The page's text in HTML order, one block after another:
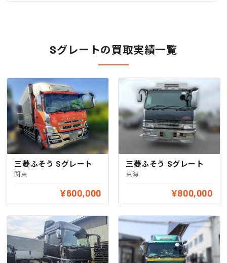
Sグレートの買取実績一覧
三菱ふそう Sグレート
関東
¥600,000
三菱ふそう Sグレート
東海
¥800,000